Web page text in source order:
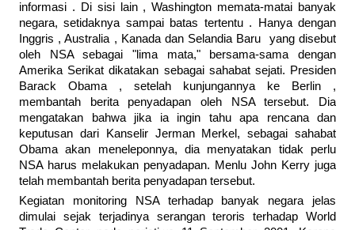
informasi . Di sisi lain , Washington memata-matai banyak
negara, setidaknya sampai batas tertentu . Hanya dengan
Inggris , Australia , Kanada dan Selandia Baru yang disebut
oleh NSA sebagai "lima mata," bersama-sama dengan
Amerika Serikat dikatakan sebagai sahabat sejati. Presiden
Barack Obama , setelah kunjungannya ke Berlin ,
membantah berita penyadapan oleh NSA tersebut. Dia
mengatakan bahwa jika ia ingin tahu apa rencana dan
keputusan dari Kanselir Jerman Merkel, sebagai sahabat
Obama akan meneleponnya, dia menyatakan tidak perlu
NSA harus melakukan penyadapan. Menlu John Kerry juga
telah membantah berita penyadapan tersebut.
Kegiatan monitoring NSA terhadap banyak negara jelas
dimulai sejak terjadinya serangan teroris terhadap World